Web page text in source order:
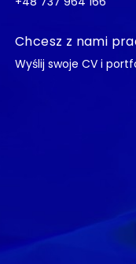
Chcesz z nami
Wyślij swoje CV i